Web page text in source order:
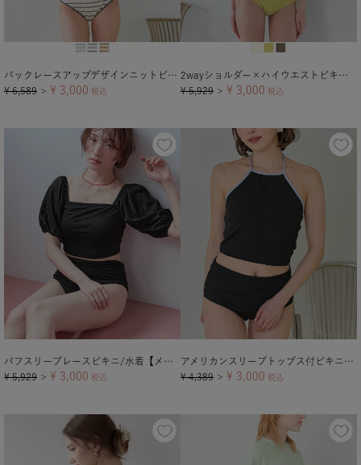
バックレースアップデザインニットビキニ/水着
¥ 6,589 ＞ ¥ 3,000 税込
2wayショルダー×ハイウエストビキニ/水着
¥ 5,929 ＞ ¥ 3,000 税込
パフスリーブレースビキニ/水着【メール便可／100】
¥ 5,929 ＞ ¥ 3,000 税込
アメリカンスリーブトップス付ビキニ/セット水着【メール便可／90】
¥ 4,389 ＞ ¥ 3,000 税込